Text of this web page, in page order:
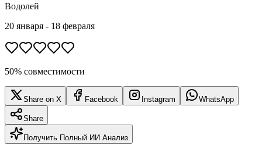
Водолей
20 января - 18 февраля
50% совместимости
Share on X Facebook Instagram WhatsApp
Share
Получить Полный ИИ Анализ